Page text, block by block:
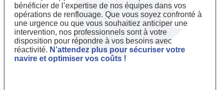
bénéficier de l’expertise de nos équipes dans vos
opérations de renflouage. Que vous soyez confronté à
une urgence ou que vous souhaitiez anticiper une
intervention, nos professionnels sont à votre
disposition pour répondre à vos besoins avec
réactivité. N’attendez plus pour sécuriser votre
navire et optimiser vos coûts !